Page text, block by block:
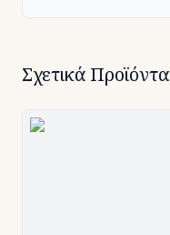
Σχετικά Προϊόντα